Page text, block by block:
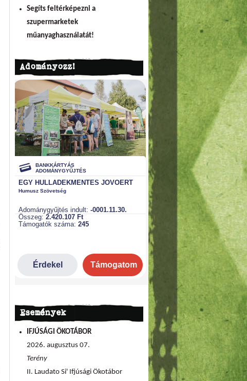
Segíts feltérképezni a
szupermarketek
műanyaghasználatát!
Adományozz!
Események
IFJÚSÁGI ÖKOTÁBOR
2026. augusztus 07.
Terény
II. Laudato Si' Ifjúsági Ökotábor